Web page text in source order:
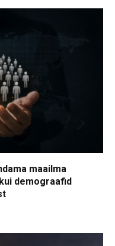
maailma
demograafid